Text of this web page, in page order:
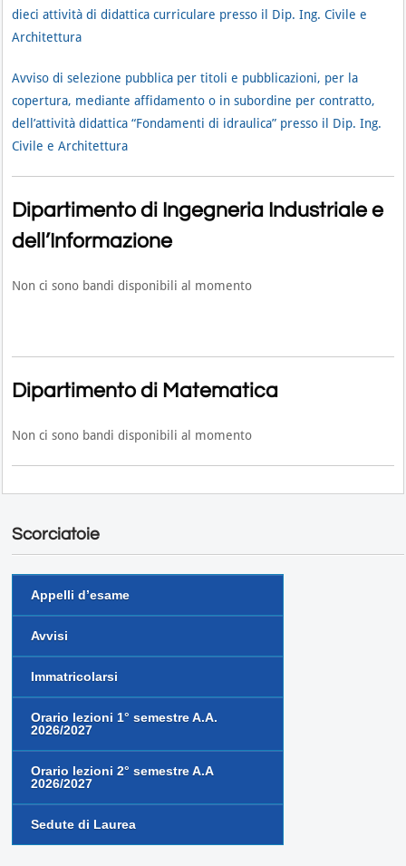
dieci attività di didattica curriculare presso il Dip. Ing. Civile e
Architettura
Avviso di selezione pubblica per titoli e pubblicazioni, per la
copertura, mediante affidamento o in subordine per contratto,
dell’attività didattica “Fondamenti di idraulica” presso il Dip. Ing.
Civile e Architettura
Dipartimento di Ingegneria Industriale e
dell’Informazione
Non ci sono bandi disponibili al momento
Dipartimento di Matematica
Non ci sono bandi disponibili al momento
Scorciatoie
Appelli d’esame
Avvisi
Immatricolarsi
Orario lezioni 1° semestre A.A.
2026/2027
Orario lezioni 2° semestre A.A
2026/2027
Sedute di Laurea